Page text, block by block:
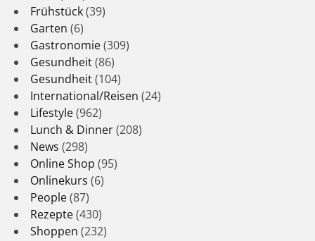
Frühstück(39)
Garten (6)
Gastronomie(309)
Gesundheit(86)
Gesundheit(104)
International/Reisen (24)
Lifestyle(962)
Lunch & Dinner(208)
News (298)
Online Shop (95)
Onlinekurs (6)
People(87)
Rezepte(430)
Shoppen (232)